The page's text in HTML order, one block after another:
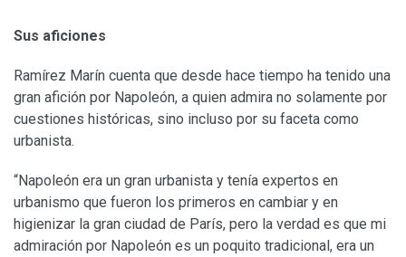
Sus aficiones
Ramírez Marín cuenta que desde hace tiempo ha tenido una
gran afición por Napoleón, a quien admira no solamente por
cuestiones históricas, sino incluso por su faceta como
urbanista.
“Napoleón era un gran urbanista y tenía expertos en
urbanismo que fueron los primeros en cambiar y en
higienizar la gran ciudad de París, pero la verdad es que mi
admiración por Napoleón es un poquito tradicional, era un